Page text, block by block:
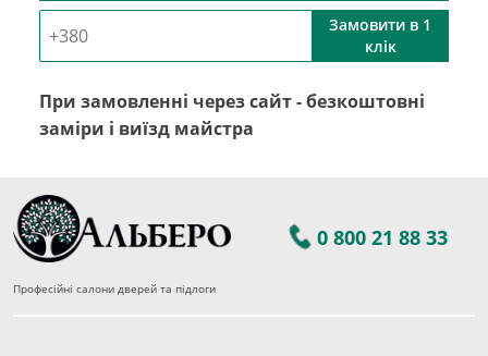
Замовити в 1
клік
При замовленні через сайт - безкоштовні
заміри і виїзд майстра
0 800 21 88 33
Професійні салони дверей та підлоги